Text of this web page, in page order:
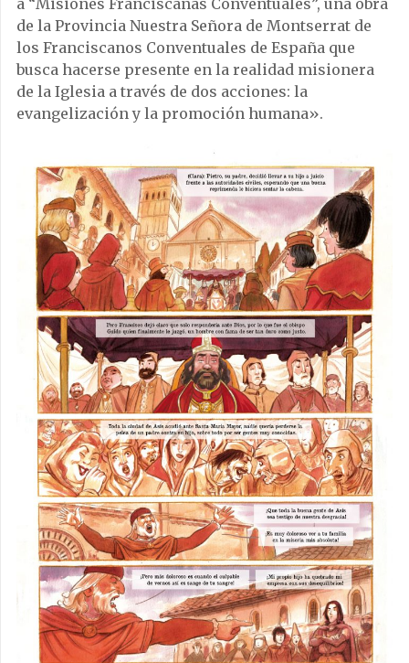
a “Misiones Franciscanas Conventuales”, una obra
de la Provincia Nuestra Señora de Montserrat de
los Franciscanos Conventuales de España que
busca hacerse presente en la realidad misionera
de la Iglesia a través de dos acciones: la
evangelización y la promoción humana».